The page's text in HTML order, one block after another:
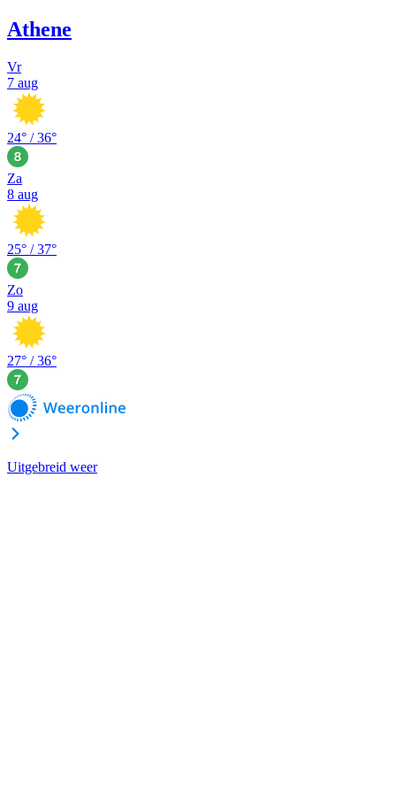
Athene
Vr
7 aug
24° /36°
Za
8 aug
25° /37°
Zo
9 aug
27° /36°
Uitgebreid weer